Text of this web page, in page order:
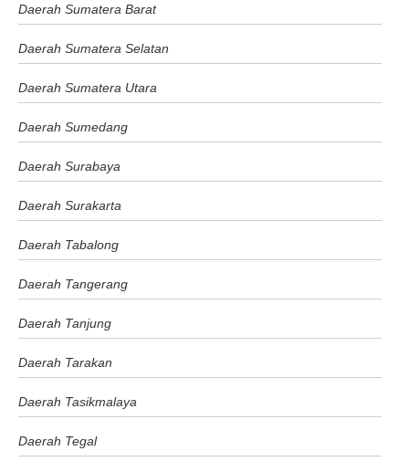
Daerah Sumatera Barat
Daerah Sumatera Selatan
Daerah Sumatera Utara
Daerah Sumedang
Daerah Surabaya
Daerah Surakarta
Daerah Tabalong
Daerah Tangerang
Daerah Tanjung
Daerah Tarakan
Daerah Tasikmalaya
Daerah Tegal